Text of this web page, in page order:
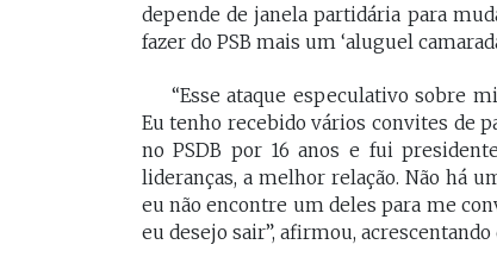
depende de janela partidária para
fazer do PSB mais um ‘aluguel
“Esse ataque especulativo sobre
Eu tenho recebido vários convites de
no PSDB por 16 anos e fui
lideranças, a melhor relação. Não há
eu não encontre um deles para me
eu desejo sair”, afirmou,